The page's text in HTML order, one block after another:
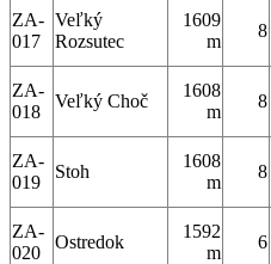
ZA-
017
Veľký
Rozsutec
1609
m
8
ZA-
018
Veľký Choč
1608
m
8
ZA-
019
Stoh
1608
m
8
ZA-
020
Ostredok
1592
m
6